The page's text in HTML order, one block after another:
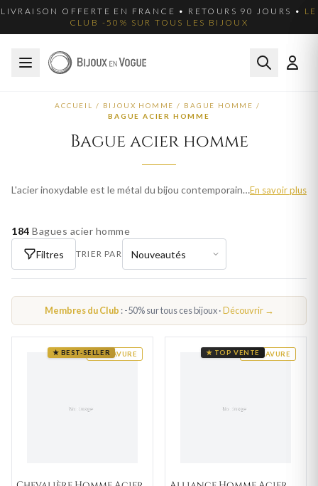
LIVRAISON OFFERTE EN FRANCE • RETOURS 90 JOURS • LE
CLUB -50% SUR TOUS LES BIJOUX
ACCUEIL / BIJOUX HOMME / BAGUE HOMME /
BAGUE ACIER HOMME
Bague acier homme
L'acier inoxydable est le métal du bijou contemporain : résistant, hypoallergénique et facile d'entretien. Nos bagues en acier homme conservent leur éclat au fil du temps, sans nécessiter de soin particulier. Parcourez plus de 42 modèles pour homme et trouvez votre bijou idéal. Livraison offerte en France métropolitaine.En savoir plus
184 Bagues acier homme
Filtres
TRIER PAR
Membres du Club : -50% sur tous ces bijoux ·Découvrir →
GRAVURE
★ BEST-SELLER GRAVURE
★ TOP VENTE